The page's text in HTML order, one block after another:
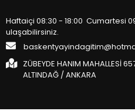
Haftaiçi 08:30 - 18:00 Cumartesi
ulaşabilirsiniz.
ZÜBEYDE HANIM MAHALLESİ
ALTINDAĞ / ANKARA